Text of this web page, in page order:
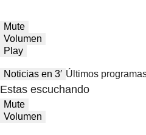
Mute
Volumen
Play
Noticias en 3′ Últimos
Estas escuchando
Mute
Volumen